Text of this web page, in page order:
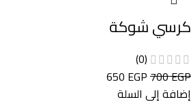
كرسي شوكة
(0)
700EGP
650 EGP
إضافة إلى السلة